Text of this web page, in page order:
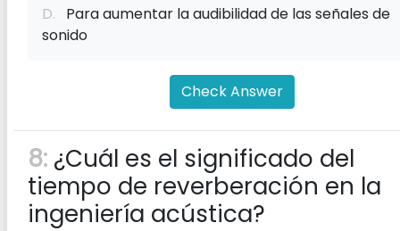
D. Para aumentar la audibilidad de las señales de
sonido
Check Answer
8: ¿Cuál es el significado del
tiempo de reverberación en la
ingeniería acústica?